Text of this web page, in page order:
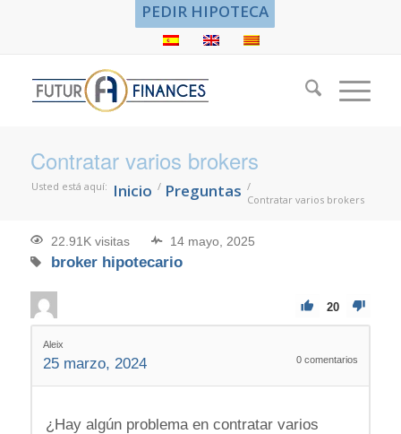
PEDIR HIPOTECA
Contratar varios brokers
Usted está aquí: Inicio / Preguntas /
Contratar varios brokers
22.91K visitas 14 mayo, 2025
broker hipotecario
20
Aleix
25 marzo, 2024 0 comentarios
¿Hay algún problema en contratar varios